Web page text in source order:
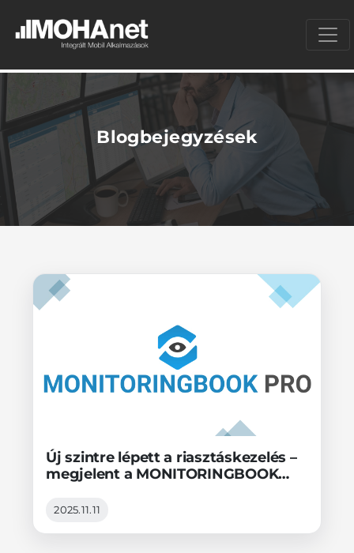
Blogbejegyzések
Új szintre lépett a riasztáskezelés –
megjelent a MONITORINGBOOK
2025.11.11